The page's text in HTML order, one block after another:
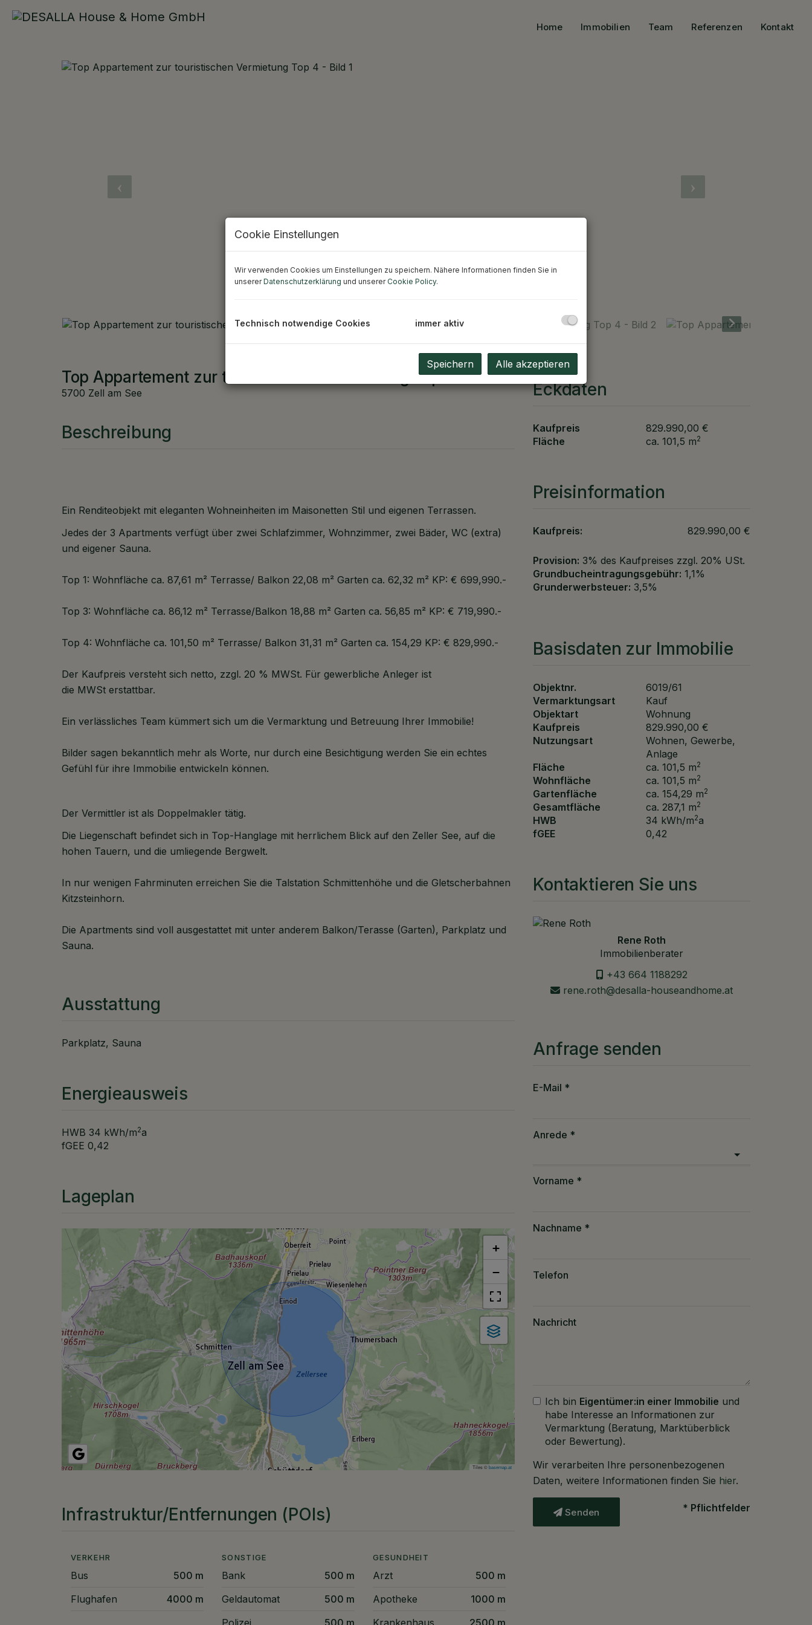
Home Immobilien Team Referenzen Kontakt
Top Appartement zur touristischen Vermietung Top 4
5700 Zell am See
Beschreibung
Ein Renditeobjekt mit eleganten Wohneinheiten im Maisonetten Stil und eigenen Terrassen.
Jedes der 3 Apartments verfügt über zwei Schlafzimmer, Wohnzimmer, zwei Bäder, WC (extra)
und eigener Sauna.
Top 1: Wohnfläche ca. 87,61 m² Terrasse/ Balkon 22,08 m² Garten ca. 62,32 m² KP: € 699,990.-
Top 3: Wohnfläche ca. 86,12 m² Terrasse/Balkon 18,88 m² Garten ca. 56,85 m² KP: € 719,990.-
Top 4: Wohnfläche ca. 101,50 m² Terrasse/ Balkon 31,31 m² Garten ca. 154,29 KP: € 829,990.-
Der Kaufpreis versteht sich netto, zzgl. 20 % MWSt. Für gewerbliche Anleger ist
die MWSt erstattbar.
Ein verlässliches Team kümmert sich um die Vermarktung und Betreuung Ihrer Immobilie!
Bilder sagen bekanntlich mehr als Worte, nur durch eine Besichtigung werden Sie ein echtes
Gefühl für ihre Immobilie entwickeln können.
Der Vermittler ist als Doppelmakler tätig.
Die Liegenschaft befindet sich in Top-Hanglage mit herrlichem Blick auf den Zeller See, auf die
hohen Tauern, und die umliegende Bergwelt.
In nur wenigen Fahrminuten erreichen Sie die Talstation Schmittenhöhe und die Gletscherbahnen
Kitzsteinhorn.
Die Apartments sind voll ausgestattet mit unter anderem Balkon/Terasse (Garten), Parkplatz und
Sauna.
Ausstattung
Parkplatz Sauna
Energieausweis
HWB 34 kWh/m2a
fGEE 0,42
Lageplan
+
−
Tiles ©basemap.at
Infrastruktur/Entfernungen (POIs)
VERKEHR
Bus
500 m
Flughafen
4000 m
SONSTIGE
Bank
500 m
Geldautomat
500 m
Polizei
500 m
GESUNDHEIT
Arzt
500 m
Apotheke
1000 m
Krankenhaus
2500 m
Eckdaten
Kaufpreis
829.990,00 €
Fläche
ca. 101,5 m2
Preisinformation
Kaufpreis: 829.990,00 €
Provision: 3% des Kaufpreises zzgl. 20% USt.
Grundbucheintragungsgebühr: 1,1%
Grunderwerbsteuer: 3,5%
Basisdaten zur Immobilie
Objektnr.
6019/61
Vermarktungsart
Kauf
Objektart
Wohnung
Kaufpreis
829.990,00 €
Nutzungsart
Wohnen Gewerbe
Anlage
Fläche
ca. 101,5 m2
Wohnfläche ca. 101,5 m2
Gartenfläche ca. 154,29 m2
Gesamtfläche ca. 287,1 m2
HWB 34 kWh/m2a
fGEE
0,42
Kontaktieren Sie uns
Rene Roth
Immobilienberater
+43 664 1188292
rene.roth@desalla-houseandhome.at
Anfrage senden
E-Mail
Anrede
Vorname
Nachname
Telefon
Nachricht
Ich bin Eigentümer:in einer Immobilie und
habe Interesse an Informationen zur
Vermarktung (Beratung, Marktüberblick
oder Bewertung).
Wir verarbeiten Ihre personenbezogenen
Daten, weitere Informationen finden Sie hier.
Senden * Pflichtfelder
Cookie Einstellungen
Wir verwenden Cookies um Einstellungen zu speichern. Nähere Informationen finden Sie in
unsererDatenschutzerklärung und unserer Cookie Policy.
Technisch notwendige Cookies immer aktiv
Speichern Alle akzeptieren